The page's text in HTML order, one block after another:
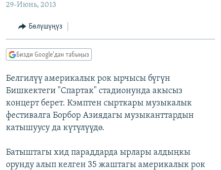
ЭКОНОМИКА
МАДАНИЯТ
БОРБОР АЗИЯ
АТАЙЫН ИЛИКТӨӨ
ТВ ПРОГРАММАЛАР
ЭКСПЕРТТЕР ТАЛДАЙТ
БИЗ ЖАНА ДҮЙНӨ
ДАНИСТЕ
ЭЖЕ-СИҢДИЛЕР
АЗАТТЫК+
ЫҢГАЙСЫЗ СУРООЛОР
ӨЗГӨЧӨ ПИКИР
Русский
ОНЛАЙН ШЕРИНЕ
29-Июнь, 2013
Бөлүшүңүз
Бизди Google'дан табыңыз
Белгилүү америкалык рок ырчысы бүгүн
Бишкектеги "Спартак" стадионунда акысыз
концерт берет. Кэмптен сырткары музыкалык
фестивалга Борбор Азиядагы музыканттардын
катышуусу да күтүлүүдө.
Батыштагы хид параддарда ырлары алдыңкы
орунду алып келген 35 жаштагы америкалык рок